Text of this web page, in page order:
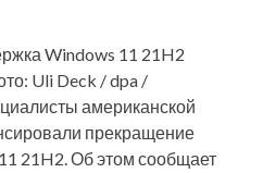
Windows 11 21H2
Uli Deck / dpa /
американской
прекращение
21H2. Об этом сообщает